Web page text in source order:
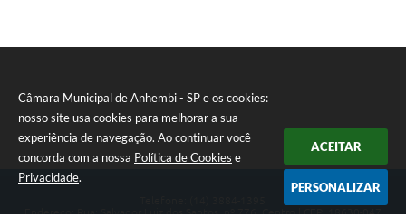
Câmara Municipal de Anhembi - SP e os cookies:
nosso site usa cookies para melhorar a sua
experiência de navegação. Ao continuar você
concorda com a nossa Política de Cookies e
Privacidade.
ACEITAR
PERSONALIZAR
Endereço: Rua: Salvador Luiz dos Santos, nº 776, Centro | CEP: 18630-047